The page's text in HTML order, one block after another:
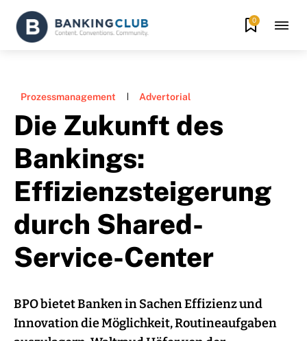
0
Prozessmanagement Advertorial
Die Zukunft des
Bankings:
Effizienzsteigerung
durch Shared-
Service-Center
BPO bietet Banken in Sachen Effizienz und
Innovation die Möglichkeit, Routineaufgaben